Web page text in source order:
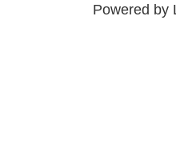
Powered by